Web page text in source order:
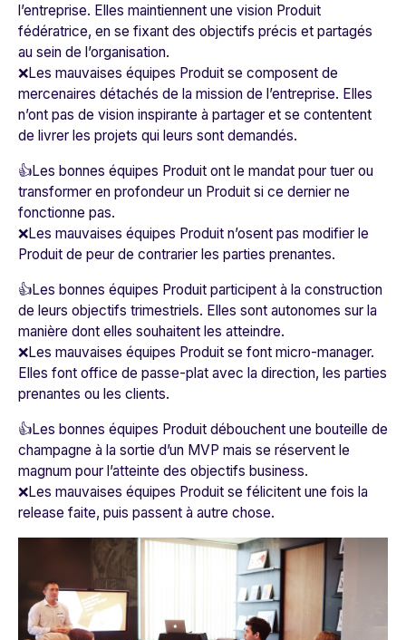
l’entreprise. Elles maintiennent une vision Produit
fédératrice, en se fixant des objectifs précis et partagés
au sein de l’organisation.
❌Les mauvaises équipes Produit se composent de
mercenaires détachés de la mission de l’entreprise. Elles
n’ont pas de vision inspirante à partager et se contentent
de livrer les projets qui leurs sont demandés.
👍Les bonnes équipes Produit ont le mandat pour tuer ou
transformer en profondeur un Produit si ce dernier ne
fonctionne pas.
❌Les mauvaises équipes Produit n’osent pas modifier le
Produit de peur de contrarier les parties prenantes.
👍Les bonnes équipes Produit participent à la construction
de leurs objectifs trimestriels. Elles sont autonomes sur la
manière dont elles souhaitent les atteindre.
❌Les mauvaises équipes Produit se font micro-manager.
Elles font office de passe-plat avec la direction, les parties
prenantes ou les clients.
👍Les bonnes équipes Produit débouchent une bouteille de
champagne à la sortie d’un MVP mais se réservent le
magnum pour l’atteinte des objectifs business.
❌Les mauvaises équipes Produit se félicitent une fois la
release faite, puis passent à autre chose.